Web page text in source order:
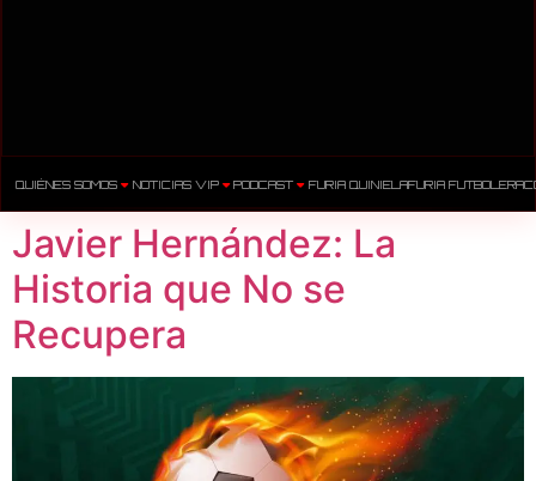
QUIÉNES SOMOS NOTICIAS VIP PODCAST FURIA QUINIELAFURIA FUTBOLERA
Javier Hernández: La
Historia que No se
Recupera